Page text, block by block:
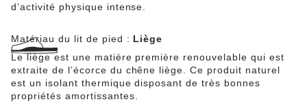
d’activité physique intense.
Matériau du lit de pied : Liège
Le liège est une matière première renouvelable qui est
extraite de l’écorce du chêne liège. Ce produit naturel
est un isolant thermique disposant de très bonnes
propriétés amortissantes.